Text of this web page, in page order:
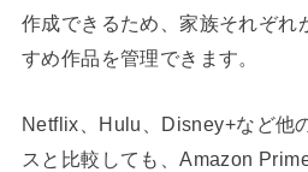
作成できるため、家族それぞれ
すめ作品を管理できます。
Netflix、Hulu、Disney+など他
スと比較しても、Amazon